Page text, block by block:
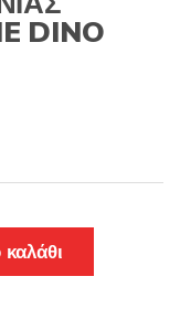
DINO